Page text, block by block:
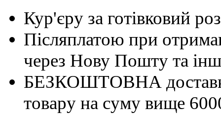
Кур'єру за готівковий
Післяплатою при
через Нову Пошту та
БЕЗКОШТОВНА
товару на суму вище